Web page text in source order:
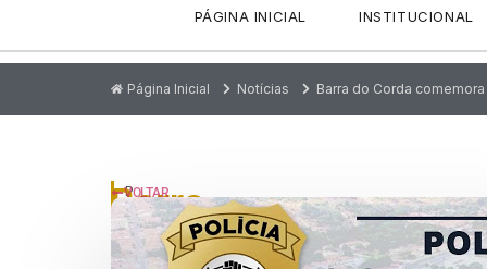
PÁGINA INICIAL INSTITUCIONAL
Página Inicial Notícias Barra do Corda
P
u
bl
ic
Barra
do
VOLTAR